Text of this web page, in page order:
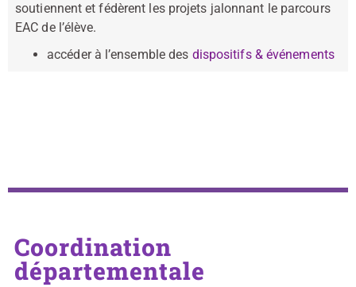
soutiennent et fédèrent les projets jalonnant le parcours
EAC de l’élève.
accéder à l’ensemble des dispositifs & événements
Coordination
départementale